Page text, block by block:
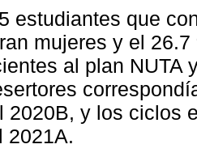
estudiantes que
mujeres y el
al plan NUTA
2020B, y los ciclos
2021A.